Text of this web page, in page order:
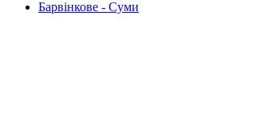
Барвінкове - Суми